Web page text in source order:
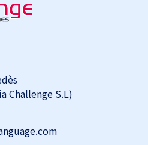
Challenge S.L)